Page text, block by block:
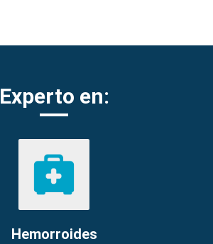
Experto en:
Hemorroides